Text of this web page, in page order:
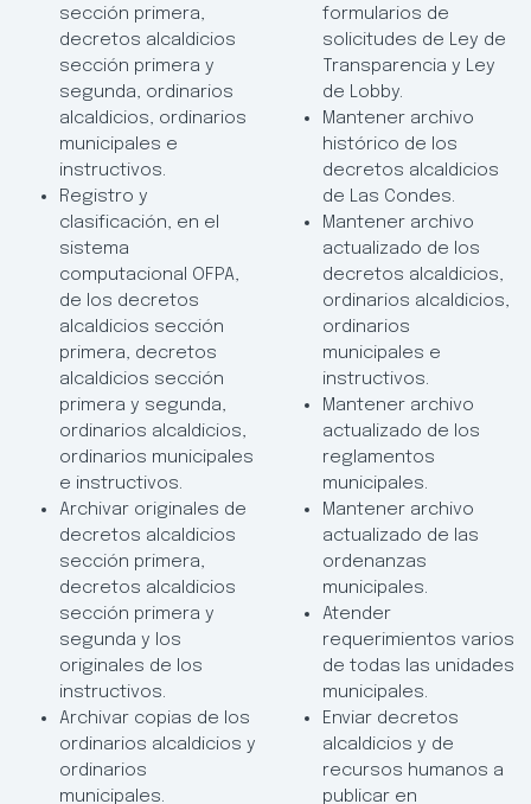
sección primera,
decretos alcaldicios
sección primera y
segunda, ordinarios
alcaldicios, ordinarios
municipales e
instructivos.
Registro y
clasificación, en el
sistema
computacional OFPA,
de los decretos
alcaldicios sección
primera, decretos
alcaldicios sección
primera y segunda,
ordinarios alcaldicios,
ordinarios municipales
e instructivos.
Archivar originales de
decretos alcaldicios
sección primera,
decretos alcaldicios
sección primera y
segunda y los
originales de los
instructivos.
Archivar copias de los
ordinarios alcaldicios y
ordinarios
municipales.
formularios de
solicitudes de Ley de
Transparencia y Ley
de Lobby.
Mantener archivo
histórico de los
decretos alcaldicios
de Las Condes.
Mantener archivo
actualizado de los
decretos alcaldicios,
ordinarios alcaldicios,
ordinarios
municipales e
instructivos.
Mantener archivo
actualizado de los
reglamentos
municipales.
Mantener archivo
actualizado de las
ordenanzas
municipales.
Atender
requerimientos varios
de todas las unidades
municipales.
Enviar decretos
alcaldicios y de
recursos humanos a
publicar en